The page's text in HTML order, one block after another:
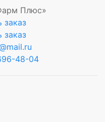
Плюс»
заказ
заказ
48-04